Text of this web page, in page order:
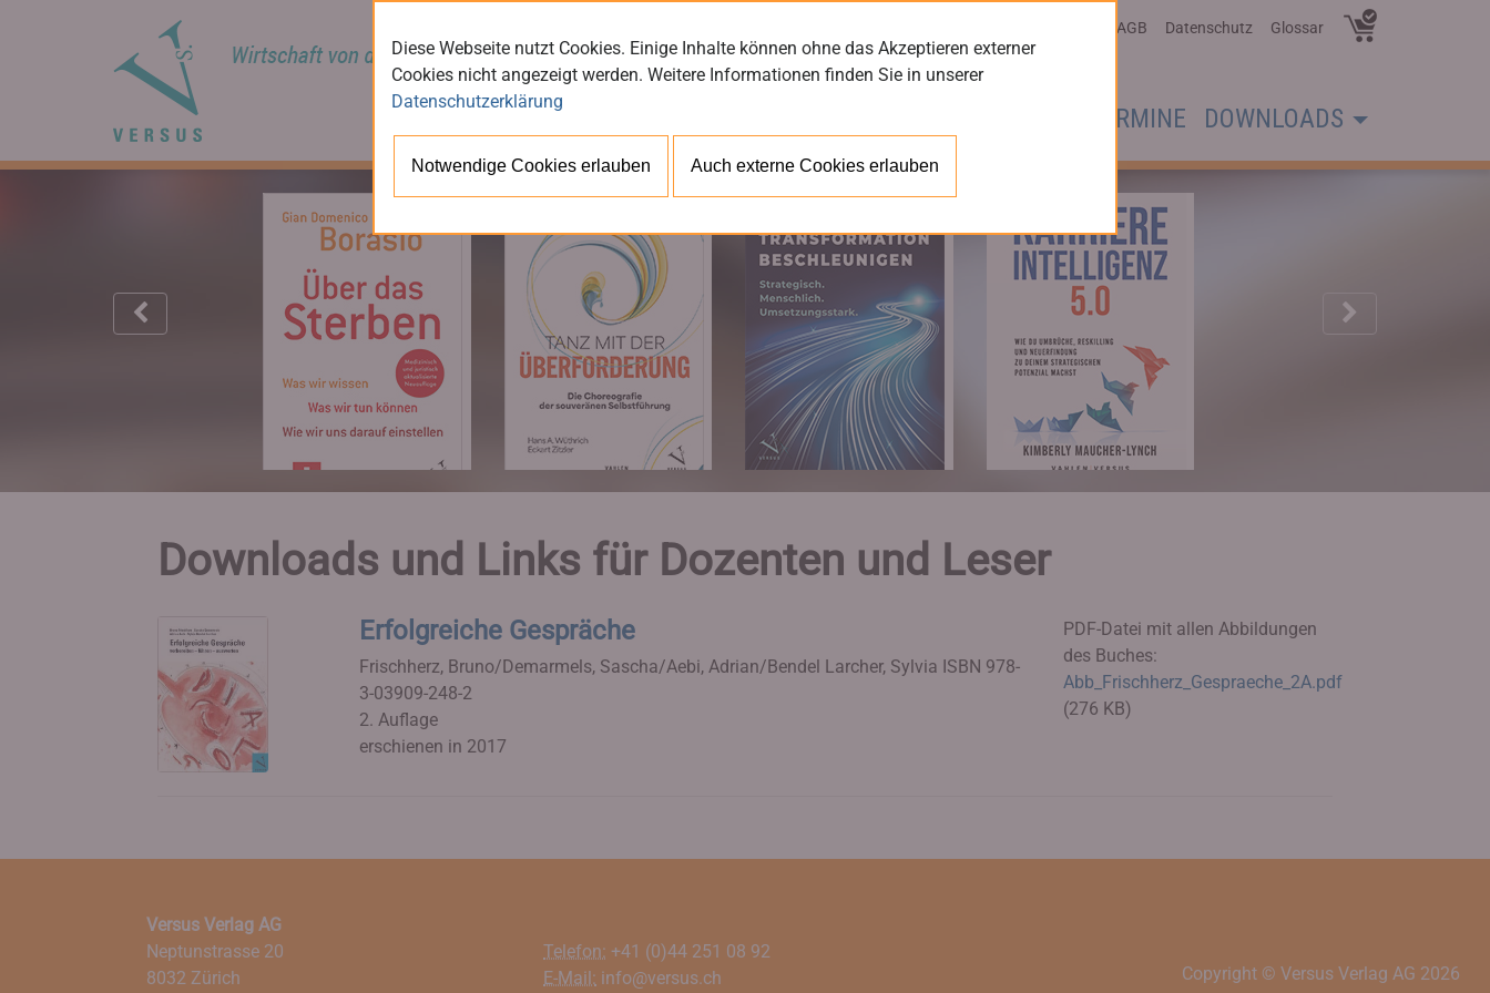
AGB Datenschutz Glossar
TERMINE DOWNLOADS
Downloads und Links für Dozenten und Leser
Erfolgreiche Gespräche
Frischherz, Bruno/Demarmels, Sascha/Aebi, Adrian/Bendel Larcher, Sylvia ISBN 978-
3-03909-248-2
2. Auflage
erschienen in 2017
PDF-Datei mit allen Abbildungen
des Buches:
Abb_Frischherz_Gespraeche_2A.pdf
(276 KB)
Versus Verlag AG
Neptunstrasse 20
8032 Zürich
Telefon: +41 (0)44 251 08 92
E-Mail: info@versus.ch Copyright © Versus Verlag AG 2026
Diese Webseite nutzt Cookies. Einige Inhalte können ohne das Akzeptieren externer
Cookies nicht angezeigt werden. Weitere Informationen finden Sie in unserer
Datenschutzerklärung
Notwendige Cookies erlauben Auch externe Cookies erlauben